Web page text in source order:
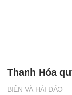
BIỂN VÀ HẢI ĐẢO
Thanh Hóa